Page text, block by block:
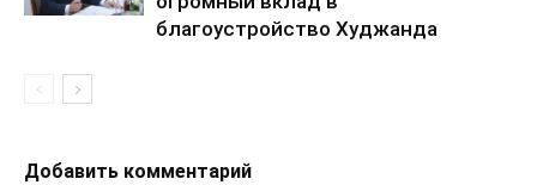
благоустройство Худжанда
Добавить комментарий